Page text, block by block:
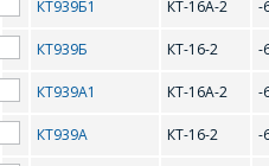
BC307A
КТ939Б1 КТ-16А-2 -
КТ939Б КТ-16-2 -
КТ939А1 КТ-16А-2 -
КТ939А КТ-16-2 -